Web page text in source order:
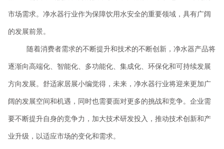
市场需求。净水器行业作为保障饮用水安全的重要领域，具有广阔
的发展前景。
随着消费者需求的不断提升和技术的不断创新，净水器产品将
逐渐向高端化、智能化、多功能化、集成化、环保化和可持续发展
方向发展。舒适家居展小编觉得，未来，净水器行业将迎来更加广
阔的发展空间和机遇，同时也需要面对更多的挑战和竞争。企业需
要不断提升自身的竞争力，加大技术研发投入，推动技术创新和产
业升级，以适应市场的变化和需求。